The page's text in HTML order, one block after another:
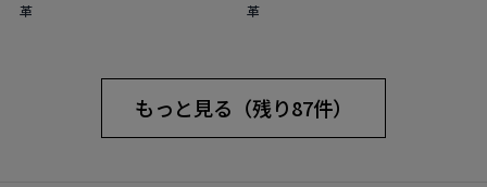
革
革
もっと見る（残り87件）